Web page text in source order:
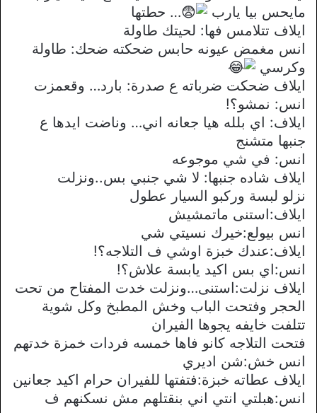
مايحس بيا يارب
… حطتها
ايلاف تتلامس فها: لحيتك طاولة
انس مغمض عيونه حابس ضحكته ضحك: طاولة
وكرسي
ايلاف ضحكت ضرباته ع صدرة: بارد… وقعمزت
انس: نمشو؟!
ايلاف: اي بلله هيا جعانه اني… وناضت ايدها ع
جنبها متشنج
انس: في شي موجوعه
ايلاف شاده جنبها: لا شي جنبي بس..ونزلت
نزلو لبسة وركبو السيار عطول
ايلاف:استنى ماتمشيش
انس بيولع:خيرك نسيتي شي
ايلاف:عندك خبزة اوشي ف التلاجه؟!
انس:اي بس اكيد يابسة علاش؟!
ايلاف نزلت:استنى…ونزلت خدت المفتاح من تحت
الحجر وفتحت الباب وخش المطبخ وكل شوية
تتلفت خايفه يجوها الفيران
فتحت التلاجه كانو فاها خمسه فردات خمزة خدتهم
انس خش:شن اديري
ايلاف عطاته خبزة:فتفتها للفيران حرام اكيد جعانين
انس:هبلتي انتي اني بنقتلهم مش نسكنهم ف